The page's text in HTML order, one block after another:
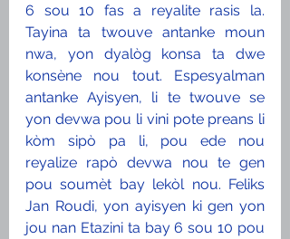
6 sou 10 fas a reyalite rasis la.
Tayina ta twouve antanke moun
nwa, yon dyalòg konsa ta dwe
konsène nou tout. Espesyalman
antanke Ayisyen, li te twouve se
yon devwa pou li vini pote preans li
kòm sipò pa li, pou ede nou
reyalize rapò devwa nou te gen
pou soumèt bay lekòl nou. Feliks
Jan Roudi, yon ayisyen ki gen yon
jou nan Etazini ta bay 6 sou 10 pou